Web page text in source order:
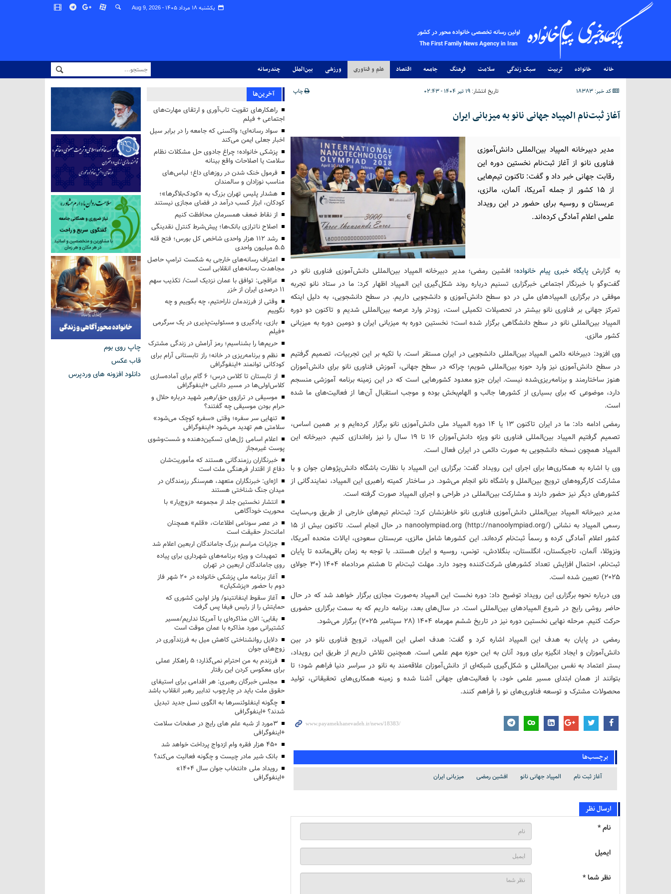
یکشنبه ۱۸ مرداد ۱۴۰۵ - Aug 9, 2026
اولین رسانه تخصصی خانواده محور در کشور
The First Family News Agency in Iran
خانه خانواده تربیت سبک زندگی سلامت فرهنگ جامعه اقتصاد علم و فناوری ورزشی بین‌الملل چندرسانه
کد خبر: 18383 تاریخ انتشار: ۱۹ تیر ۱۴۰۴ - ۰۲:۴۳ چاپ
آغاز ثبت‌نام المپیاد جهانی نانو به میزبانی ایران
مدیر دبیرخانه المپیاد بین‌المللی دانش‌آموزی
فناوری نانو از آغاز ثبت‌نام نخستین دوره این
رقابت جهانی خبر داد و گفت: تاکنون تیم‌هایی
از ۱۵ کشور از جمله آمریکا، آلمان، مالزی،
عربستان و روسیه برای حضور در این رویداد
علمی اعلام آمادگی کرده‌اند.
به گزارش پایگاه خبری پیام خانواده؛ افشین رمضی؛ مدیر دبیرخانه المپیاد بین‌المللی دانش‌آموزی فناوری نانو در
گفت‌وگو با خبرنگار اجتماعی خبرگزاری تسنیم درباره روند شکل‌گیری این المپیاد اظهار کرد: ما در ستاد نانو تجربه
موفقی در برگزاری المپیادهای ملی در دو سطح دانش‌آموزی و دانشجویی داریم. در سطح دانشجویی، به دلیل اینکه
تمرکز جهانی بر فناوری نانو بیشتر در تحصیلات تکمیلی است، زودتر وارد عرصه بین‌المللی شدیم و تاکنون دو دوره
المپیاد بین‌المللی نانو در سطح دانشگاهی برگزار شده است؛ نخستین دوره به میزبانی ایران و دومین دوره به میزبانی
کشور مالزی.
وی افزود: دبیرخانه دائمی المپیاد بین‌المللی دانشجویی در ایران مستقر است. با تکیه بر این تجربیات، تصمیم گرفتیم
در سطح دانش‌آموزی نیز وارد حوزه بین‌المللی شویم؛ چراکه در سطح جهانی، آموزش فناوری نانو برای دانش‌آموزان
هنوز ساختارمند و برنامه‌ریزی‌شده نیست. ایران جزو معدود کشورهایی است که در این زمینه برنامه آموزشی منسجم
دارد، موضوعی که برای بسیاری از کشورها جالب و الهام‌بخش بوده و موجب استقبال آن‌ها از فعالیت‌های ما شده
است.
رمضی ادامه داد: ما در ایران تاکنون 13 یا 14 دوره المپیاد ملی دانش‌آموزی نانو برگزار کرده‌ایم و بر همین اساس،
تصمیم گرفتیم المپیاد بین‌المللی فناوری نانو ویژه دانش‌آموزان 16 تا 19 سال را نیز راه‌اندازی کنیم. دبیرخانه این
المپیاد همچون نسخه دانشجویی به صورت دائمی در ایران فعال است.
وی با اشاره به همکاری‌ها برای اجرای این رویداد گفت: برگزاری این المپیاد با نظارت باشگاه دانش‌پژوهان جوان و با
مشارکت کارگروه‌های ترویج بین‌الملل و باشگاه نانو انجام می‌شود. در ساختار کمیته راهبری این المپیاد، نمایندگانی از
کشورهای دیگر نیز حضور دارند و مشارکت بین‌المللی در طراحی و اجرای المپیاد صورت گرفته است.
مدیر دبیرخانه المپیاد بین‌المللی دانش‌آموزی فناوری نانو خاطرنشان کرد: ثبت‌نام تیم‌های خارجی از طریق وب‌سایت
رسمی المپیاد به نشانی nanoolympiad.org (http://nanoolympiad.org/) در حال انجام است. تاکنون بیش از 15
کشور اعلام آمادگی کرده و رسماً ثبت‌نام کرده‌اند. این کشورها شامل مالزی، عربستان سعودی، ایالات متحده آمریکا،
ونزوئلا، آلمان، تاجیکستان، انگلستان، بنگلادش، تونس، روسیه و ایران هستند. با توجه به زمان باقی‌مانده تا پایان
ثبت‌نام، احتمال افزایش تعداد کشورهای شرکت‌کننده وجود دارد. مهلت ثبت‌نام تا هشتم مردادماه 1404 (30 جولای
2025) تعیین شده است.
وی درباره نحوه برگزاری این رویداد توضیح داد: دوره نخست این المپیاد به‌صورت مجازی برگزار خواهد شد که در حال
حاضر روشی رایج در شروع المپیادهای بین‌المللی است. در سال‌های بعد، برنامه داریم که به سمت برگزاری حضوری
حرکت کنیم. مرحله نهایی نخستین دوره نیز در تاریخ ششم مهرماه 1404 (28 سپتامبر 2025) برگزار می‌شود.
رمضی در پایان به هدف این المپیاد اشاره کرد و گفت: هدف اصلی این المپیاد، ترویج فناوری نانو در بین
دانش‌آموزان و ایجاد انگیزه برای ورود آنان به این حوزه مهم علمی است. همچنین تلاش داریم از طریق این رویداد،
بستر اعتماد به نفس بین‌المللی و شکل‌گیری شبکه‌ای از دانش‌آموزان علاقه‌مند به نانو در سراسر دنیا فراهم شود؛ تا
بتوانند از همان ابتدای مسیر علمی خود، با فعالیت‌های جهانی آشنا شده و زمینه همکاری‌های تحقیقاتی، تولید
محصولات مشترک و توسعه فناوری‌های نو را فراهم کنند.
برچسب‌ها
آغاز ثبت نام المپیاد جهانی نانو افشین رمضی میزبانی ایران
ارسال نظر
نام *
ایمیل
نظر شما *
آخرین‌ها
راهکارهای تقویت تاب‌آوری و ارتقای مهارت‌های
اجتماعی + فیلم
سواد رسانه‌ای؛ واکسنی که جامعه را در برابر سیل
اخبار جعلی ایمن می‌کند
پزشکی خانواده؛ چراغ جادوی حل مشکلات نظام
سلامت یا اصلاحات واقع بینانه
فرمول خنک شدن در روزهای داغ؛ لباس‌های
مناسب نوزادان و سالمندان
هشدار پلیس تهران بزرگ به «کودک‌بلاگرها»؛
کودکان، ابزار کسب درآمد در فضای مجازی نیستند
از نقاط ضعف همسرمان محافظت کنیم
اصلاح ناترازی بانک‌ها؛ پیش‌شرط کنترل نقدینگی
رشد ۱۱۲ هزار واحدی شاخص کل بورس؛ فتح قله
۵.۵ میلیون واحدی
اعتراف رسانه‌های خارجی به شکست ترامپ حاصل
مجاهدت رسانه‌های انقلابی است
عراقچی: توافق با عمان نزدیک است/ تکذیب سهم
۱۱ درصدی ایران از خزر
وقتی از فرزندمان ناراحتیم، چه بگوییم و چه
نگوییم
بازی، یادگیری و مسئولیت‌پذیری در یک سرگرمی
+فیلم
حریم‌ها را بشناسیم؛ رمز آرامش در زندگی مشترک
نظم و برنامه‌ریزی در خانه؛ راز تابستانی آرام برای
کودکانی توانمند +اینفوگرافی
از تابستان تا کلاس درس؛ ۶ گام برای آماده‌سازی
کلاس‌اولی‌ها در مسیر دانایی +اینفوگرافی
موسیقی در ترازوی حق/رهبر شهید درباره حلال و
حرام بودن موسیقی چه گفتند؟
تنهایی سر سفره؛ وقتی «سفره کوچک می‌شود»
سلامتی هم تهدید می‌شود +اینفوگرافی
اعلام اسامی ژل‌های تسکین‌دهنده و شست‌وشوی
پوست غیرمجاز
خبرنگاران رزمندگانی هستند که مأموریت‌شان
دفاع از اقتدار فرهنگی ملت است
اژه‌ای: خبرنگاران متعهد، هم‌سنگر رزمندگان در
میدان جنگ شناختی هستند
انتشار نخستین جلد از مجموعه «زوج‌یار» با
محوریت خودآگاهی
در عصر سونامی اطلاعات، «قلم» همچنان
امانت‌دار حقیقت است
جزئیات مراسم بزرگ جاماندگان اربعین اعلام شد
تمهیدات و ویژه برنامه‌های شهرداری برای پیاده
روی جاماندگان اربعین در تهران
آغاز برنامه ملی پزشکی خانواده در ۲۰ شهر فاز
دوم با حضور «پزشکیان»
آغاز سقوط اینفانتینو/ ولز اولین کشوری که
حمایتش را از رئیس فیفا پس گرفت
بقایی: الان مذاکره‌ای با آمریکا نداریم/مسیر
کشتیرانی مورد مذاکره با عمان موقت است
دلایل روانشناختی کاهش میل به فرزندآوری در
زوج‌های جوان
فرزندم به من احترام نمی‌گذارد؛ ۵ راهکار عملی
برای معکوس کردن این رفتار
مجلس خبرگان رهبری: هر اقدامی برای استیفای
حقوق ملت باید در چارچوب تدابیر رهبر انقلاب باشد
چگونه اینفلوئنسرها به الگوی نسل جدید تبدیل
شدند؟ +اینفوگرافی
3مورد از شبه علم های رایج در صفحات سلامت
+اینفوگرافی
۴۵۰ هزار فقره وام ازدواج پرداخت خواهد شد
بانک شیر مادر چیست و چگونه فعالیت می‌کند؟
رویداد ملی «انتخاب جوان سال ۱۴۰۴»
+اینفوگرافی
چاپ روی بوم
قاب عکس
دانلود افزونه های وردپرس